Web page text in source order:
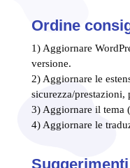
Ordine
1) Aggiornare
versione.
2) Aggiornare le
sicurezza/prestazioni,
3) Aggiornare il tema
4) Aggiornare le